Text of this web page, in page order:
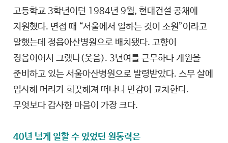
고등학교 3학년이던 1984년 9월, 현대건설 공채에
지원했다. 면접 때 “서울에서 일하는 것이 소원”이라고
말했는데 정읍아산병원으로 배치됐다. 고향이
정읍이어서 그랬나(웃음). 3년여를 근무하다 개원을
준비하고 있는 서울아산병원으로 발령받았다. 스무 살에
입사해 머리가 희끗해져 떠나니 만감이 교차한다.
무엇보다 감사한 마음이 가장 크다.
40년 넘게 일할 수 있었던 원동력은